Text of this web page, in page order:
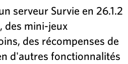
serveur Survie en 26.1.2
des mini-jeux
des récompenses de
d'autres fonctionnalités